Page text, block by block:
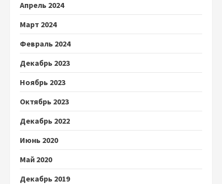
Апрель 2024
Март 2024
Февраль 2024
Декабрь 2023
Ноябрь 2023
Октябрь 2023
Декабрь 2022
Июнь 2020
Май 2020
Декабрь 2019